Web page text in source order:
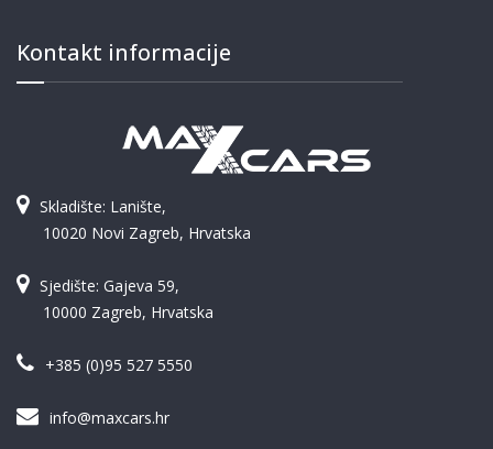
Kontakt informacije
Skladište: Lanište,
10020 Novi Zagreb, Hrvatska
Sjedište: Gajeva 59,
10000 Zagreb, Hrvatska
+385 (0)95 527 5550
info@maxcars.hr